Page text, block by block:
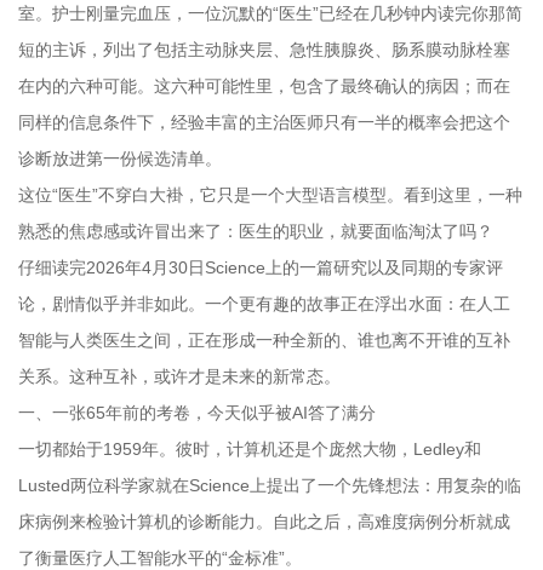
室。护士刚量完血压，一位沉默的“医生”已经在几秒钟内读完你那简
短的主诉，列出了包括主动脉夹层、急性胰腺炎、肠系膜动脉栓塞
在内的六种可能。这六种可能性里，包含了最终确认的病因；而在
同样的信息条件下，经验丰富的主治医师只有一半的概率会把这个
诊断放进第一份候选清单。
这位“医生”不穿白大褂，它只是一个大型语言模型。看到这里，一种
熟悉的焦虑感或许冒出来了：医生的职业，就要面临淘汰了吗？
仔细读完2026年4月30日Science上的一篇研究以及同期的专家评
论，剧情似乎并非如此。一个更有趣的故事正在浮出水面：在人工
智能与人类医生之间，正在形成一种全新的、谁也离不开谁的互补
关系。这种互补，或许才是未来的新常态。
一、一张65年前的考卷，今天似乎被AI答了满分
一切都始于1959年。彼时，计算机还是个庞然大物，Ledley和
Lusted两位科学家就在Science上提出了一个先锋想法：用复杂的临
床病例来检验计算机的诊断能力。自此之后，高难度病例分析就成
了衡量医疗人工智能水平的“金标准”。